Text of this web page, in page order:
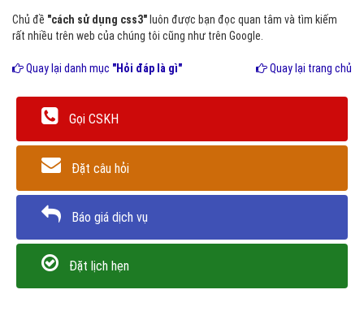
Chủ đề "cách sử dụng css3" luôn được bạn đọc quan tâm và tìm kiếm
rất nhiều trên web của chúng tôi cũng như trên Google.
Quay lại danh mục "Hỏi đáp là gì" Quay lại trang chủ
Gọi CSKH
Đặt câu hỏi
Báo giá dịch vụ
Đặt lịch hẹn